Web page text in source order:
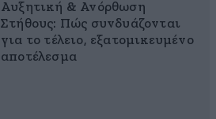
Αυξητική & Ανόρθωση
Στήθους: Πώς συνδυάζονται
για το τέλειο, εξατομικευμένο
αποτέλεσμα